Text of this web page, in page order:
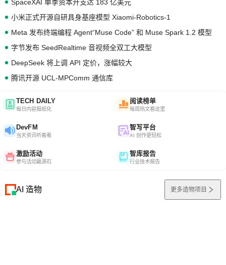
SpaceXAI 单季资本开支达 183 亿美元
小米正式开源自研具身基座模型 Xiaomi-Robotics-1
Meta 发布终端编程 Agent“Muse Code” 和 Muse Spark 1.2 模型
字节发布 SeedRealtime 音视频全双工大模型
DeepSeek 将上调 API 定价，涨幅较大
腾讯开源 UCL-MPComm 通信库
TECH DAILY
每日内容报纸化
阅读榜单
每周热文看这里
DevFM
当天资讯听着看
智写平台
AI 创作更轻松
激励活动
参与活动赢源石
智库报告
行业技术报告
AI 造物 更多造物项目